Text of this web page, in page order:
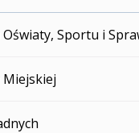
Sportu i
Miejskiej